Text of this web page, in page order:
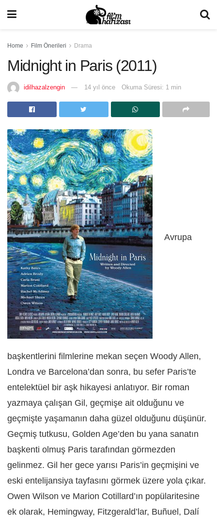
Home Film Önerileri Drama
Midnight in Paris (2011)
idilhazalzengin 14 yıl önce Okuma Süresi: 1 min
Avrupa
başkentlerini filmlerine mekan seçen Woody Allen,
Londra ve Barcelona’dan sonra, bu sefer Paris’te
entelektüel bir aşk hikayesi anlatıyor. Bir roman
yazmaya çalışan Gil, geçmişe ait olduğunu ve
geçmişte yaşamanın daha güzel olduğunu düşünür.
Geçmiş tutkusu, Golden Age’den bu yana sanatın
başkenti olmuş Paris tarafından görmezden
gelinmez. Gil her gece yarısı Paris’in geçmişini ve
eski entelijansiya tayfasını görmek üzere yola çıkar.
Owen Wilson ve Marion Cotillard’ın popülaritesine
ek olarak, Hemingway, Fitzgerald’lar, Buñuel, Dalí